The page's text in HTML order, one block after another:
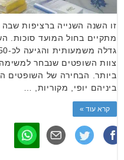
זו השנה השנייה ברציפות
מתקיים בחול המועד סוכות.
צוות השופטים שנבחר
ביותר. הבחירה של השופטים
ביניהם יופי, מקוריות, …
קרא עוד »